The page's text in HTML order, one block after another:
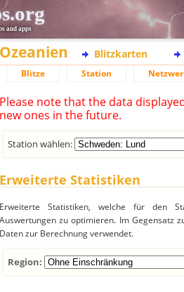
and apps
Ozeanien Blitzkarten
Blitze Station
Please note that the data
new ones in the future.
Station wählen:
Erweiterte Statistiken
Erweiterte Statistiken, welche für den
Auswertungen zu optimieren. Im Gegensatz
Daten zur Berechnung verwendet.
Region: